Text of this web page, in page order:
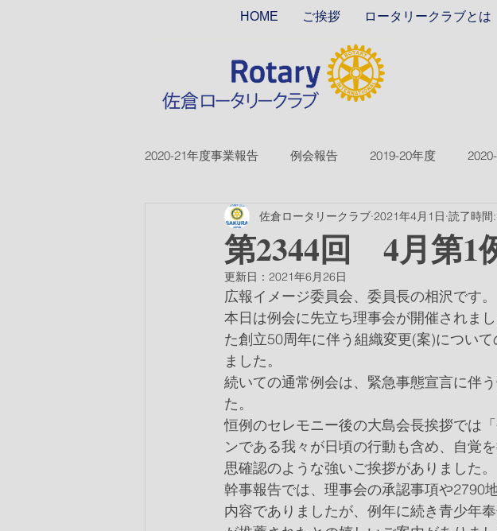
HOME ご挨拶 ロータリークラブとは
2020-21年度事業報告 例会報告 2019-20年度
2018-19ver2 2017-18ver2 2021-22年度
2026-27年度
第2344回 4月第1
佐倉ロータリークラブ 2021年4月1日 読了時間
更新日： 2021年6月26日
広報イメージ委員会、委員長の相沢です。
本日は例会に先立ち理事会が開催されま
た創立50周年に伴う組織変更(案)につい
ました。
続いての通常例会は、緊急事態宣言に伴
た。
恒例のセレモニー後の大島会長挨拶では
ンである我々が日頃の行動も含め、自覚
思確認のような強いご挨拶がありました。
幹事報告では、理事会の承認事項や2790
内容でありましたが、例年に続き青少年